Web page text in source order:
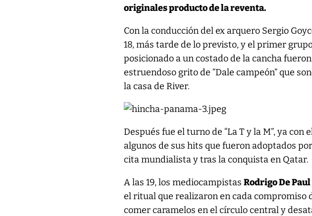
originales producto de la reventa.
Con la conducción del ex arquero Sergio
18, más tarde de lo previsto, y el primer
posicionado a un costado de la cancha fueron
estruendoso grito de “Dale campeón” que
la casa de River.
Después fue el turno de “La T y la M”, ya
algunos de sus hits que fueron adoptados
cita mundialista y tras la conquista en Qatar.
A las 19, los mediocampistasRodrigo De
el ritual que realizaron en cada compromiso
comer caramelos en el círculo central y